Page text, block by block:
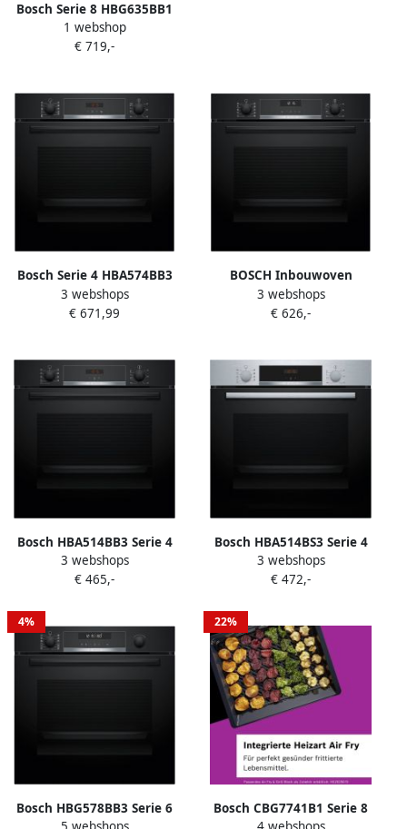
Bosch Serie 8 HBG635BB1
Electrisch 71l A+ Zwart
Roestvrijstaal oven
1 webshop
€ 719,-
Bosch Serie 4 HBA574BB3
oven 71 l 3600 W Zwart
3 webshops
€ 671,99
BOSCH Inbouwoven
HBG537BB3 10
automatische programma's
3 webshops
€ 626,-
Bosch HBA514BB3 Serie 4
Inbouwoven 71 l A+ Zwart
Eenvoudig te reinigen met
3 webshops
€ 465,-
Bosch HBA514BS3 Serie 4
Inbouwoven 71 l A+ RVS
Eenvoudig te reinigen met
3 webshops
€ 472,-
4%
Bosch HBG578BB3 Serie 6
22%
Bosch CBG7741B1 Serie 8